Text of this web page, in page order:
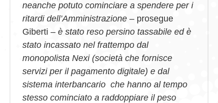
neanche potuto cominciare a spendere per i
ritardi dell’Amministrazione – prosegue
Giberti – è stato reso persino tassabile ed è
stato incassato nel frattempo dal
monopolista Nexi (società che fornisce
servizi per il pagamento digitale) e dal
sistema interbancario che hanno al tempo
stesso cominciato a raddoppiare il peso